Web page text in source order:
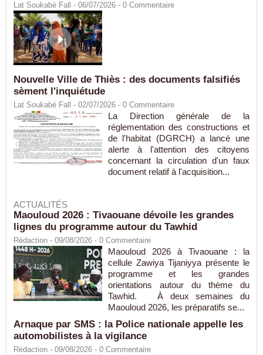
Lat Soukabé Fall - 06/07/2026 - 0 Commentaire
Nouvelle Ville de Thiès : des documents falsifiés
sèment l'inquiétude
Lat Soukabé Fall - 02/07/2026 - 0 Commentaire
La Direction générale de la
réglementation des constructions et
de l'habitat (DGRCH) a lancé une
alerte à l'attention des citoyens
concernant la circulation d'un faux
document relatif à l'acquisition...
ACTUALITÉS
Maouloud 2026 : Tivaouane dévoile les grandes
lignes du programme autour du Tawhid
Rédaction - 09/08/2026 - 0 Commentaire
Maouloud 2026 à Tivaouane : la
cellule Zawiya Tijaniyya présente le
programme et les grandes
orientations autour du thème du
Tawhid. À deux semaines du
Maouloud 2026, les préparatifs se...
Arnaque par SMS : la Police nationale appelle les
automobilistes à la vigilance
Rédaction - 09/08/2026 - 0 Commentaire